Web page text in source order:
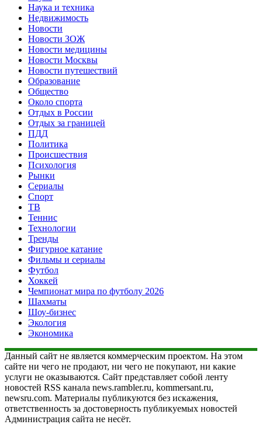
Наука и техника
Недвижимость
Новости
Новости ЗОЖ
Новости медицины
Новости Москвы
Новости путешествий
Образование
Общество
Около спорта
Отдых в России
Отдых за границей
ПДД
Политика
Происшествия
Психология
Рынки
Сериалы
Спорт
ТВ
Теннис
Технологии
Тренды
Фигурное катание
Фильмы и сериалы
Футбол
Хоккей
Чемпионат мира по футболу 2026
Шахматы
Шоу-бизнес
Экология
Экономика
Данный сайт не является коммерческим проектом. На этом
сайте ни чего не продают, ни чего не покупают, ни какие
услуги не оказываются. Сайт представляет собой ленту
новостей RSS канала news.rambler.ru, kommersant.ru,
newsru.com. Материалы публикуются без искажения,
ответственность за достоверность публикуемых новостей
Администрация сайта не несёт.